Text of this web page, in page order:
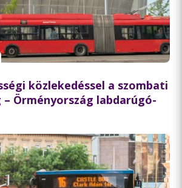
közlekedéssel a szombati
Örményország labdarúgó-